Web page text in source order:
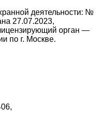
деятельности: №
27.07.2023,
орган —
по г. Москве.